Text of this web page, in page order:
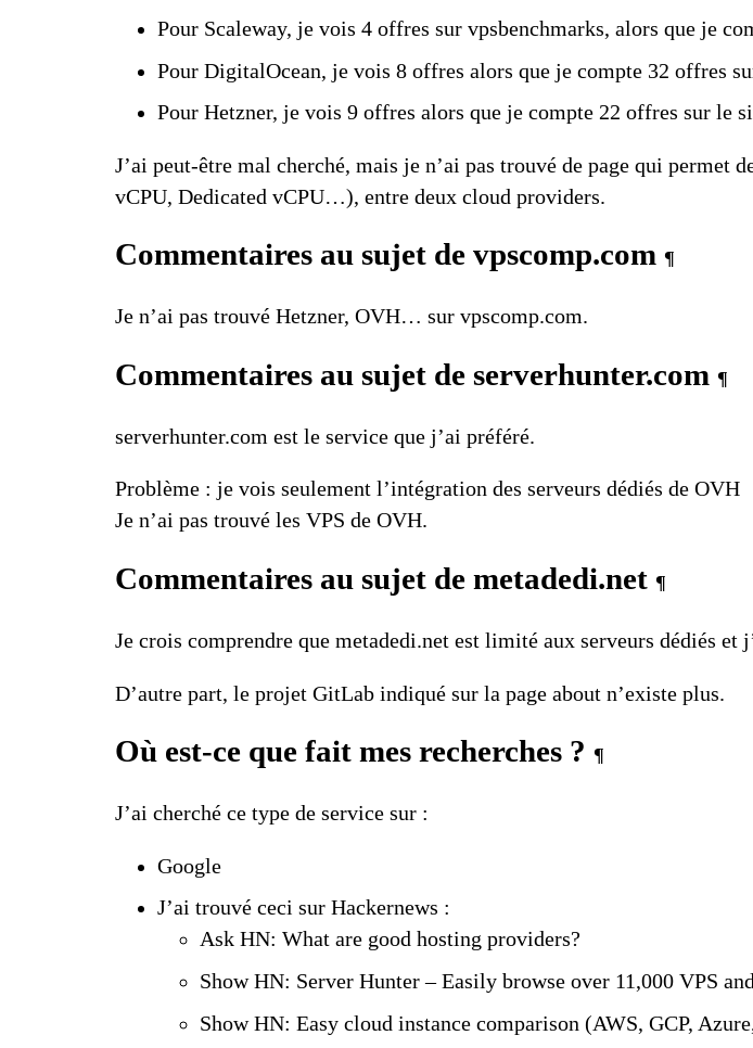
Pour Scaleway, je vois 4 offres sur vpsbenchmarks, alors que je
Pour DigitalOcean, je vois 8 offres alors que je compte 32 offres
Pour Hetzner, je vois 9 offres alors que je compte 22 offres sur le
J’ai peut-être mal cherché, mais je n’ai pas trouvé de page qui
vCPU, Dedicated vCPU…), entre deux cloud providers.
Commentaires au sujet de vpscomp.com ¶
Je n’ai pas trouvé Hetzner, OVH… sur vpscomp.com.
Commentaires au sujet de serverhunter.com ¶
serverhunter.com est le service que j’ai préféré.
Problème : je vois seulement l’intégration des serveurs dédiés de OVH
Je n’ai pas trouvé les VPS de OVH.
Commentaires au sujet de metadedi.net ¶
Je crois comprendre que metadedi.netest limité aux serveurs dédiés et
D’autre part, le projetGitLab indiqué sur la page aboutn’existe plus.
Où est-ce que fait mes recherches ? ¶
J’ai cherché ce type de service sur :
Google
J’ai trouvé ceci sur Hackernews :
Ask HN: What are good hosting providers?
Show HN: Server Hunter – Easily browse over 11,000 VPS
Show HN: Easy cloud instance comparison (AWS, GCP,